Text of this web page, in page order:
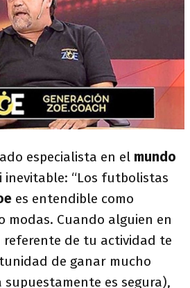
especialista en el mundo
inevitable: “Los futbolistas
es entendible como
modas. Cuando alguien en
de tu actividad te
de ganar mucho
es segura),